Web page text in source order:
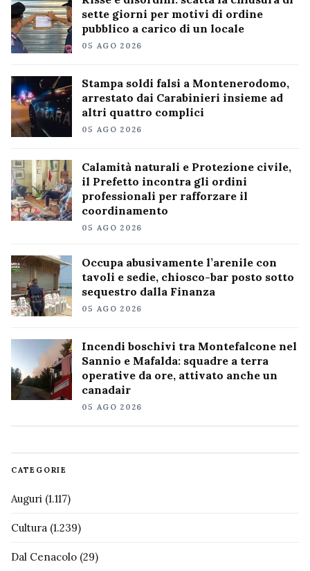
sette giorni per motivi di ordine
pubblico a carico di un locale
05 AGO 2026
Stampa soldi falsi a Montenerodomo,
arrestato dai Carabinieri insieme ad
altri quattro complici
05 AGO 2026
Calamità naturali e Protezione civile,
il Prefetto incontra gli ordini
professionali per rafforzare il
coordinamento
05 AGO 2026
Occupa abusivamente l’arenile con
tavoli e sedie, chiosco-bar posto sotto
sequestro dalla Finanza
05 AGO 2026
Incendi boschivi tra Montefalcone nel
Sannio e Mafalda: squadre a terra
operative da ore, attivato anche un
canadair
05 AGO 2026
CATEGORIE
Auguri (1.117)
Cultura (1.239)
Dal Cenacolo (29)